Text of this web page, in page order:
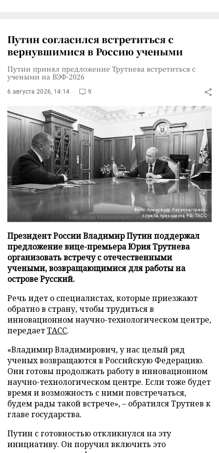
Путин согласился встретиться с
вернувшимися в Россию учеными
Путин принял предложение Трутнева встретиться с
учеными на ВЭФ-2026
6 августа 2026, 14:14 9
Фото: Александр Казаков/пресс-
служба президента РФ/ТАСС
Президент России Владимир Путин поддержал
предложение вице-премьера Юрия Трутнева
организовать встречу с отечественными
учеными, возвращающимися для работы на
острове Русский.
Речь идет о специалистах, которые приезжают
обратно в страну, чтобы трудиться в
инновационном научно-технологическом центре,
передаетТАСС.
«Владимир Владимирович, у нас целый ряд
ученых возвращаются в Российскую Федерацию.
Они готовы продолжать работу в инновационном
научно-технологическом центре. Если тоже будет
время и возможность с ними повстречаться,
будем рады такой встрече», – обратился Трутнев к
главе государства.
Путин с готовностью откликнулся на эту
инициативу. Он поручил включить это